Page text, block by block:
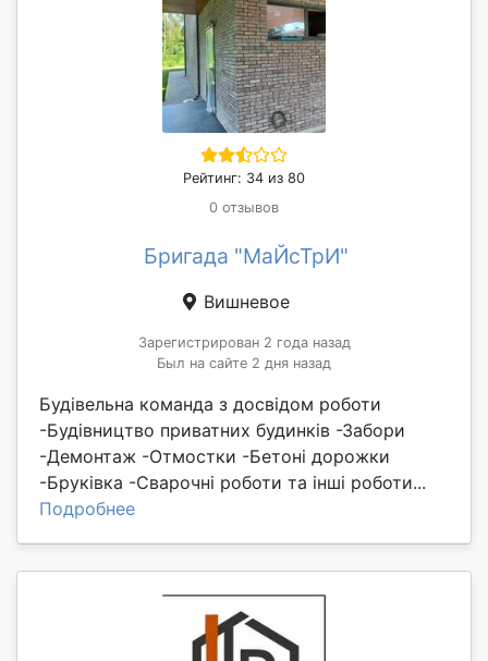
Рейтинг: 34 из 80
0 отзывов
Бригада "МаЙсТрИ"
Вишневое
Зарегистрирован 2 года назад
Был на сайте 2 дня назад
Будівельна команда з досвідом роботи
-Будівництво приватних будинків -Забори
-Демонтаж -Отмостки -Бетоні дорожки
-Бруківка -Сварочні роботи та інші роботи...
Подробнее